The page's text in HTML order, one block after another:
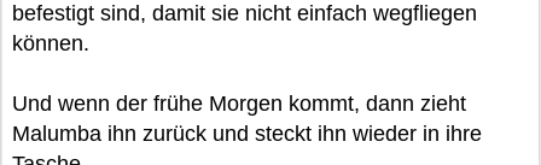
befestigt sind, damit sie nicht einfach wegfliegen
können.
Und wenn der frühe Morgen kommt, dann zieht
Malumba ihn zurück und steckt ihn wieder in ihre